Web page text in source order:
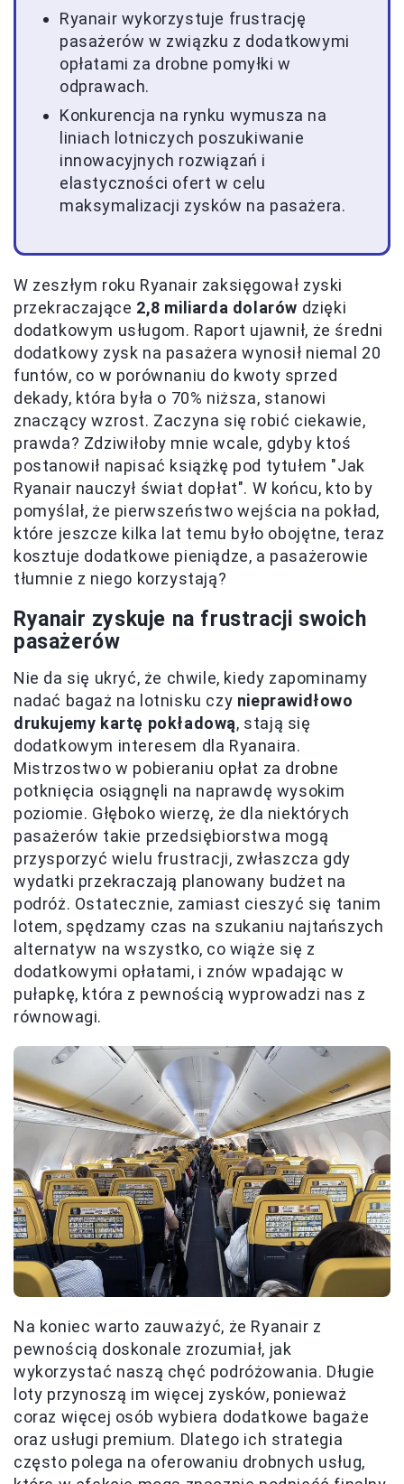
Ryanair wykorzystuje frustrację
pasażerów w związku z dodatkowymi
opłatami za drobne pomyłki w
odprawach.
Konkurencja na rynku wymusza na
liniach lotniczych poszukiwanie
innowacyjnych rozwiązań i
elastyczności ofert w celu
maksymalizacji zysków na pasażera.
W zeszłym roku Ryanair zaksięgował zyski
przekraczające 2,8 miliarda dolarów dzięki
dodatkowym usługom. Raport ujawnił, że średni
dodatkowy zysk na pasażera wynosił niemal 20
funtów, co w porównaniu do kwoty sprzed
dekady, która była o 70% niższa, stanowi
znaczący wzrost. Zaczyna się robić ciekawie,
prawda? Zdziwiłoby mnie wcale, gdyby ktoś
postanowił napisać książkę pod tytułem "Jak
Ryanair nauczył świat dopłat". W końcu, kto by
pomyślał, że pierwszeństwo wejścia na pokład,
które jeszcze kilka lat temu było obojętne, teraz
kosztuje dodatkowe pieniądze, a pasażerowie
tłumnie z niego korzystają?
Ryanair zyskuje na frustracji swoich
pasażerów
Nie da się ukryć, że chwile, kiedy zapominamy
nadać bagaż na lotnisku czy nieprawidłowo
drukujemy kartę pokładową, stają się
dodatkowym interesem dla Ryanaira.
Mistrzostwo w pobieraniu opłat za drobne
potknięcia osiągnęli na naprawdę wysokim
poziomie. Głęboko wierzę, że dla niektórych
pasażerów takie przedsiębiorstwa mogą
przysporzyć wielu frustracji, zwłaszcza gdy
wydatki przekraczają planowany budżet na
podróż. Ostatecznie, zamiast cieszyć się tanim
lotem, spędzamy czas na szukaniu najtańszych
alternatyw na wszystko, co wiąże się z
dodatkowymi opłatami, i znów wpadając w
pułapkę, która z pewnością wyprowadzi nas z
równowagi.
Na koniec warto zauważyć, że Ryanair z
pewnością doskonale zrozumiał, jak
wykorzystać naszą chęć podróżowania. Długie
loty przynoszą im więcej zysków, ponieważ
coraz więcej osób wybiera dodatkowe bagaże
oraz usługi premium. Dlatego ich strategia
często polega na oferowaniu drobnych usług,